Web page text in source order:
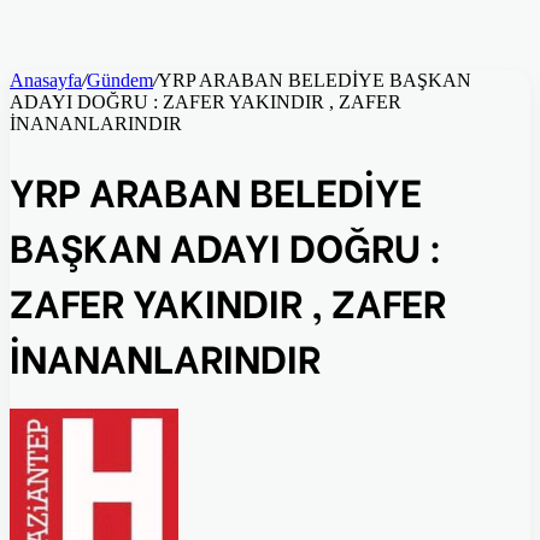
Anasayfa/Gündem/YRP ARABAN BELEDİYE BAŞKAN
ADAYI DOĞRU : ZAFER YAKINDIR , ZAFER
İNANANLARINDIR
YRP ARABAN BELEDİYE
BAŞKAN ADAYI DOĞRU :
ZAFER YAKINDIR , ZAFER
İNANANLARINDIR